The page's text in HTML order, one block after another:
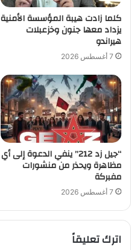
كلما زادت هيبة المؤسسة الأمنية
يزداد معها جنون وخزعبلات
هيراندو
7 أغسطس 2026
“جيل زد 212” ينفي الدعوة إلى أي
مظاهرة ويحذر من منشورات
مفبركة
7 أغسطس 2026
اترك تعليقاً